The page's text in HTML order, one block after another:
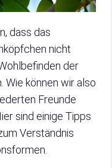
dass das
nicht
der
Wie können wir also
Freunde
sind einige Tipps
Verständnis